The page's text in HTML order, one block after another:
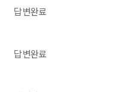
답변완료
답변완료